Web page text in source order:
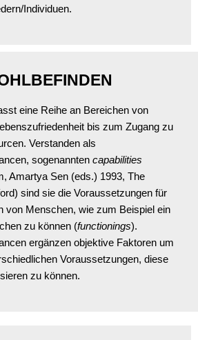
Individuen.
eine Reihe an Bereichen von
bis zum Zugang zu
Verstanden als
sogenannten capabilities
Amartya Sen (eds.) 1993, The
sind sie die Voraussetzungen für
von Menschen, wie zum Beispiel ein
zu können (functionings).
ergänzen objektive Faktoren um
Voraussetzungen, diese
zu können.